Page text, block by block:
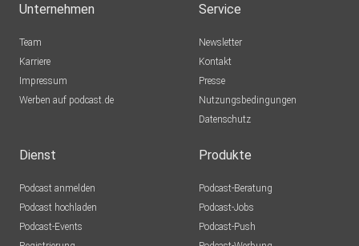
Unternehmen
Team
Karriere
Impressum
Werben auf podcast.de
Service
Newsletter
Kontakt
Presse
Nutzungsbedingungen
Datenschutz
Dienst
Podcast anmelden
Podcast hochladen
Podcast-Events
Produkte
Podcast-Beratung
Podcast-Jobs
Podcast-Push